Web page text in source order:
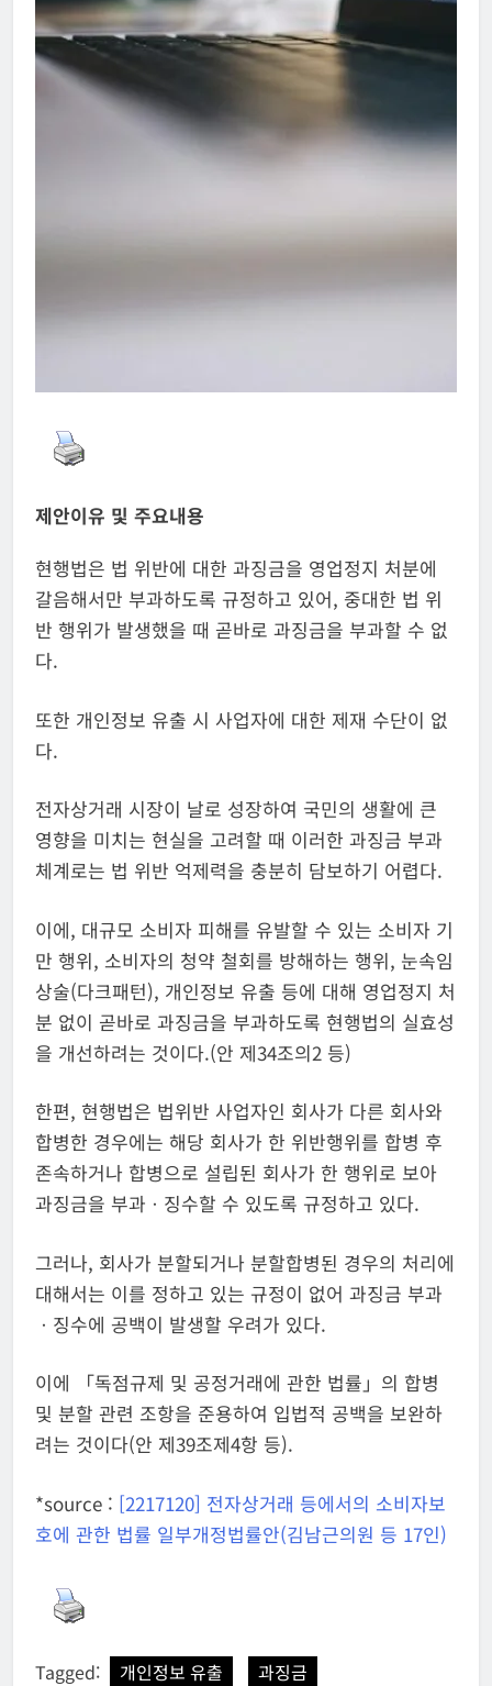
제안이유 및 주요내용
현행법은 법 위반에 대한 과징금을 영업정지 처분에
갈음해서만 부과하도록 규정하고 있어, 중대한 법 위
반 행위가 발생했을 때 곧바로 과징금을 부과할 수 없
다.
또한 개인정보 유출 시 사업자에 대한 제재 수단이 없
다.
전자상거래 시장이 날로 성장하여 국민의 생활에 큰
영향을 미치는 현실을 고려할 때 이러한 과징금 부과
체계로는 법 위반 억제력을 충분히 담보하기 어렵다.
이에, 대규모 소비자 피해를 유발할 수 있는 소비자 기
만 행위, 소비자의 청약 철회를 방해하는 행위, 눈속임
상술(다크패턴), 개인정보 유출 등에 대해 영업정지 처
분 없이 곧바로 과징금을 부과하도록 현행법의 실효성
을 개선하려는 것이다.(안 제34조의2 등)
한편, 현행법은 법위반 사업자인 회사가 다른 회사와
합병한 경우에는 해당 회사가 한 위반행위를 합병 후
존속하거나 합병으로 설립된 회사가 한 행위로 보아
과징금을 부과ㆍ징수할 수 있도록 규정하고 있다.
그러나, 회사가 분할되거나 분할합병된 경우의 처리에
대해서는 이를 정하고 있는 규정이 없어 과징금 부과
ㆍ징수에 공백이 발생할 우려가 있다.
이에 「독점규제 및 공정거래에 관한 법률」의 합병
및 분할 관련 조항을 준용하여 입법적 공백을 보완하
려는 것이다(안 제39조제4항 등).
*source : [2217120] 전자상거래 등에서의 소비자보
호에 관한 법률 일부개정법률안(김남근의원 등 17인)
Tagged: 개인정보 유출 과징금